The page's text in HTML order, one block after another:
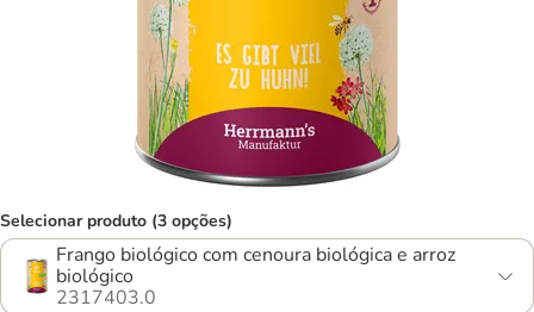
Selecionar produto (3 opções)
Frango biológico com cenoura biológica e arroz
biológico
2317403.0